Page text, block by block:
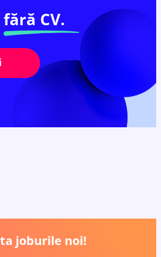
fără CV.
joburile noi!